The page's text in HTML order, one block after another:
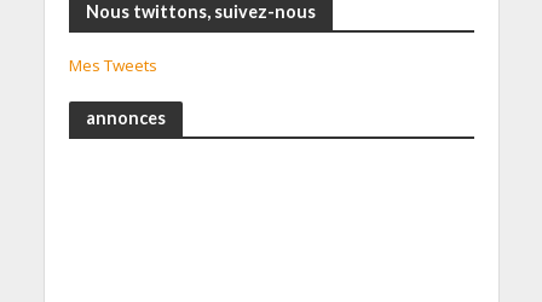
Nous twittons, suivez-nous
Mes Tweets
annonces